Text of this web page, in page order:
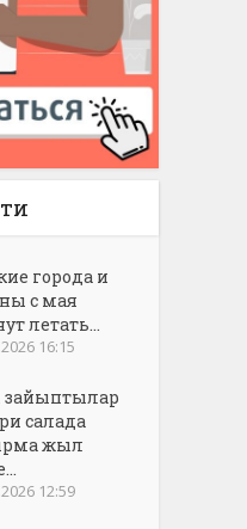
города и
с мая
летать...
16:15
зайыптылар
салада
жыл
12:59